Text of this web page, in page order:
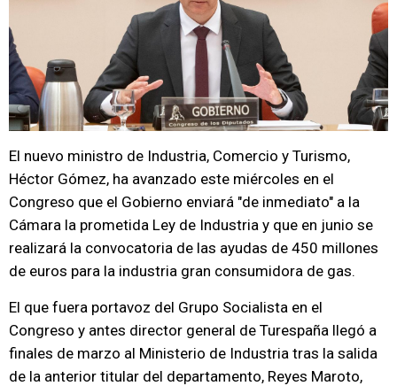
El nuevo ministro de Industria, Comercio y Turismo,
Héctor Gómez, ha avanzado este miércoles en el
Congreso que el Gobierno enviará "de inmediato" a la
Cámara la prometida Ley de Industria y que en junio se
realizará la convocatoria de las ayudas de 450 millones
de euros para la industria gran consumidora de gas.
El que fuera portavoz del Grupo Socialista en el
Congreso y antes director general de Turespaña llegó a
finales de marzo al Ministerio de Industria tras la salida
de la anterior titular del departamento, Reyes Maroto,